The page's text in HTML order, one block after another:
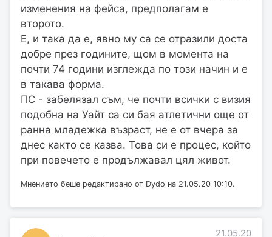
изменения на фейса, предполагам е
второто.
Е, и така да е, явно му са се отразили доста
добре през годините, щом в момента на
почти 74 години изглежда по този начин и е
в такава форма.
ПС - забелязал съм, че почти всички с визия
подобна на Уайт са си бая атлетични още от
ранна младежка възраст, не е от вчера за
днес както се казва. Това си е процес, който
при повечето е продължавал цял живот.
Мнението беше редактирано от Dydo на 21.05.20 10:10.
21.05.20